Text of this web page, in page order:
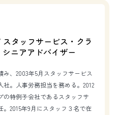
タッフサービス・クラ
シニアアドバイザー
、2003年5月スタッフサービス
。人事労務担当を務める。2012
特例子会社であるスタッフサ
2015年9月にスタッフ３名で在